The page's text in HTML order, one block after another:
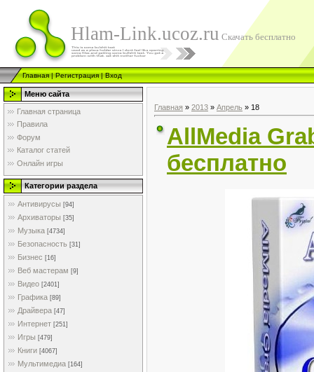
Hlam-Link.ucoz.ru Скачать бесплатно
Главная|Регистрация|Вход
Меню сайта
Главная страница
Правила
Форум
Каталог статей
Онлайн игры
Категории раздела
Антивирусы [94]
Архиваторы [35]
Музыка [4734]
Безопасность [31]
Бизнес [16]
Веб мастерам [9]
Видео [2401]
Графика [89]
Драйвера [47]
Интернет [251]
Игры [479]
Книги [4067]
Мультимедиа [164]
Главная » 2013 » Апрель » 18
AllMedia
бесплатно